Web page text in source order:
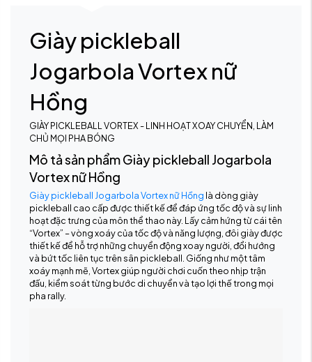
Giày pickleball
Jogarbola Vortex nữ
Hồng
GIÀY PICKLEBALL VORTEX - LINH HOẠT XOAY CHUYỂN, LÀM
CHỦ MỌI PHA BÓNG
Mô tả sản phẩm Giày pickleball Jogarbola
Vortex nữ Hồng
Giày pickleball Jogarbola Vortex nữ Hồng là dòng giày
pickleball cao cấp được thiết kế để đáp ứng tốc độ và sự linh
hoạt đặc trưng của môn thể thao này. Lấy cảm hứng từ cái tên
“Vortex” – vòng xoáy của tốc độ và năng lượng, đôi giày được
thiết kế để hỗ trợ những chuyển động xoay người, đổi hướng
và bứt tốc liên tục trên sân pickleball. Giống như một tâm
xoáy mạnh mẽ, Vortex giúp người chơi cuốn theo nhịp trận
đấu, kiểm soát từng bước di chuyển và tạo lợi thế trong mọi
pha rally.